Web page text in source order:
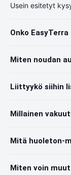
Usein esitetyt
Onko
Miten noudan
Liittyykö siihin
Millainen
Mitä huoleton-
Miten voin